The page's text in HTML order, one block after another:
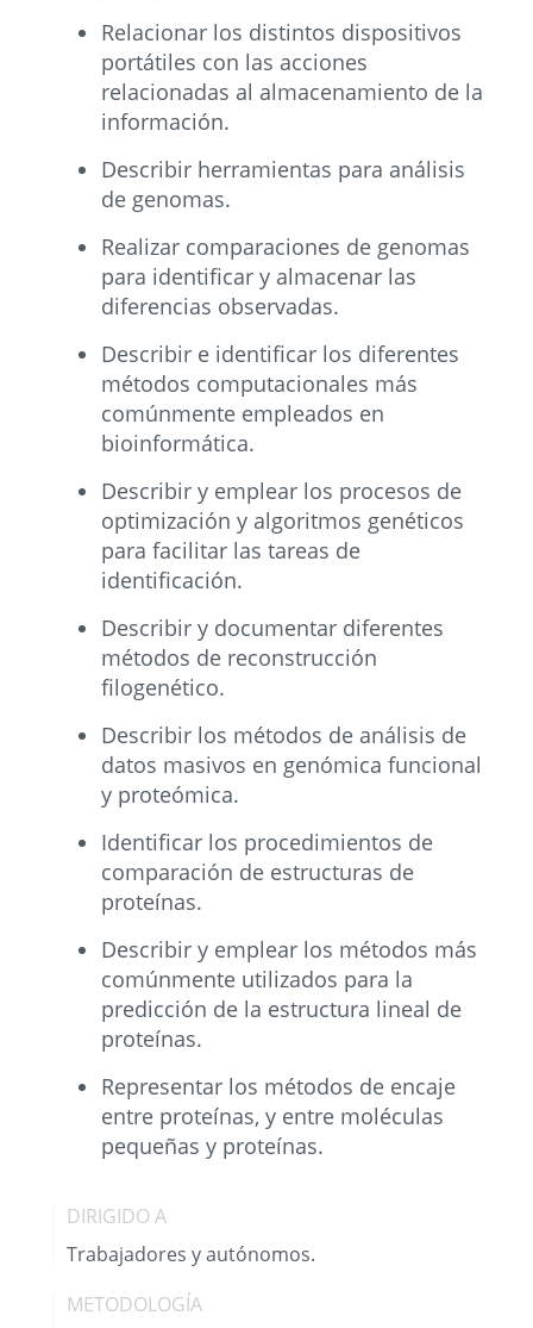
Relacionar los distintos dispositivos
portátiles con las acciones
relacionadas al almacenamiento de la
información.
Describir herramientas para análisis
de genomas.
Realizar comparaciones de genomas
para identificar y almacenar las
diferencias observadas.
Describir e identificar los diferentes
métodos computacionales más
comúnmente empleados en
bioinformática.
Describir y emplear los procesos de
optimización y algoritmos genéticos
para facilitar las tareas de
identificación.
Describir y documentar diferentes
métodos de reconstrucción
filogenético.
Describir los métodos de análisis de
datos masivos en genómica funcional
y proteómica.
Identificar los procedimientos de
comparación de estructuras de
proteínas.
Describir y emplear los métodos más
comúnmente utilizados para la
predicción de la estructura lineal de
proteínas.
Representar los métodos de encaje
entre proteínas, y entre moléculas
pequeñas y proteínas.
DIRIGIDO A
Trabajadores y autónomos.
METODOLOGÍA